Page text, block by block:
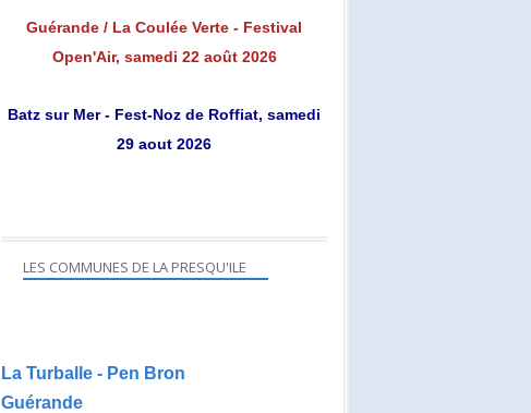
Guérande / La Coulée Verte - Festival
Open'Air, samedi 22 août 2026
Batz sur Mer - Fest-Noz de Roffiat, samedi
29 aout 2026
LES COMMUNES DE LA PRESQU'ILE
La Turballe - Pen Bron
Guérande